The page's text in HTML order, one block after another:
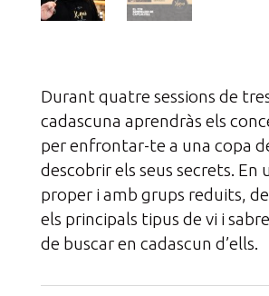
Durant quatre sessions de
cadascuna aprendràs els
per enfrontar-te a una copa
descobrir els seus secrets. En
proper i amb grups reduits,
els principals tipus de vi i
de buscar en cadascun d’ells.